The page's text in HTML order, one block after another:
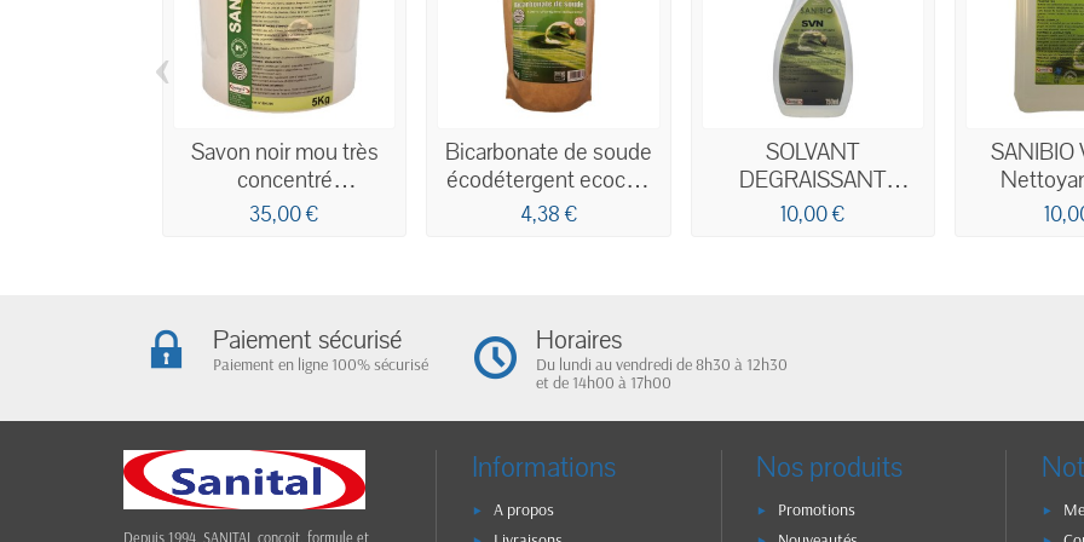
Savon noir mou très
concentré
professionnel
35,00 €
Bicarbonate de soude
écodétergent ecocert
1kg
4,38 €
SOLVANT
DEGRAISSANT
DETACHANT
10,00 €
SANIBIO
écologique
‹
Paiement sécurisé
Paiement en ligne 100% sécurisé
Horaires
Du lundi au vendredi de 8h30 à 12h30
et de 14h00 à 17h00
Depuis 1994, SANITAL conçoit, formule et
Informations
A propos
Nos produits
Promotions